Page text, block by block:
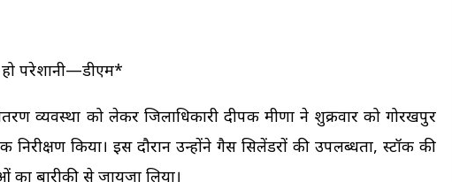
परेशानी—डीएम*
व्यवस्था को लेकर जिलाधिकारी दीपक मीणा ने शुक्रवार को गोरखपुर
किया। इस दौरान उन्होंने गैस सिलेंडरों की उपलब्धता, स्टॉक की
का बारीकी से जायजा लिया।